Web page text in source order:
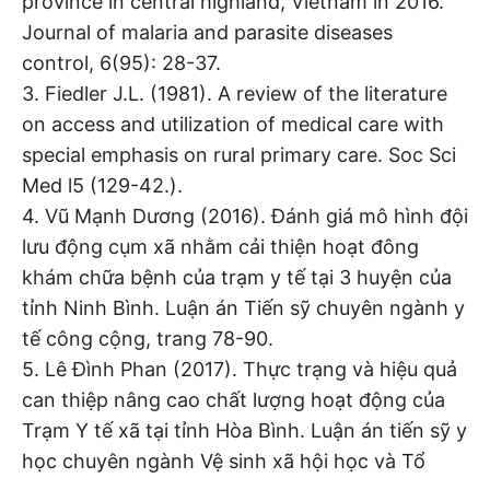
Journal of malaria and parasite diseases
control, 6(95): 28-37.
3. Fiedler J.L. (1981). A review of the literature
on access and utilization of medical care with
special emphasis on rural primary care. Soc Sci
Med l5 (129-42.).
4. Vũ Mạnh Dương (2016). Đánh giá mô hình đội
lưu động cụm xã nhằm cải thiện hoạt đông
khám chữa bệnh của trạm y tế tại 3 huyện của
tỉnh Ninh Bình. Luận án Tiến sỹ chuyên ngành y
tế công cộng, trang 78-90.
5. Lê Đình Phan (2017). Thực trạng và hiệu quả
can thiệp nâng cao chất lượng hoạt động của
Trạm Y tế xã tại tỉnh Hòa Bình. Luận án tiến sỹ y
học chuyên ngành Vệ sinh xã hội học và Tổ